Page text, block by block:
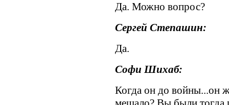
Да. Можно вопрос?
Сергей Степашин:
Да.
Софи Шихаб:
Когда он до войны...он